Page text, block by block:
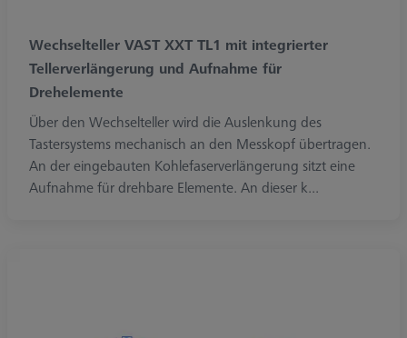
Wechselteller VAST XXT TL1 mit integrierter
Tellerverlängerung und Aufnahme für
Drehelemente
Über den Wechselteller wird die Auslenkung des
Tastersystems mechanisch an den Messkopf übertragen.
An der eingebauten Kohlefaserverlängerung sitzt eine
Aufnahme für drehbare Elemente. An dieser k...